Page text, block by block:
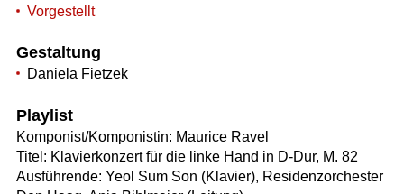
Vorgestellt
Gestaltung
Daniela Fietzek
Playlist
Komponist/Komponistin: Maurice Ravel
Titel: Klavierkonzert für die linke Hand in D-Dur, M. 82
Ausführende: Yeol Sum Son (Klavier), Residenzorchester